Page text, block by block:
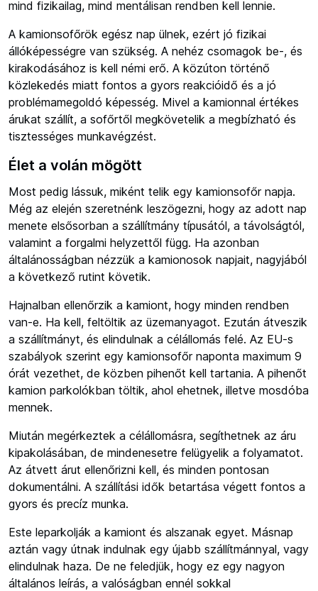
mind fizikailag, mind mentálisan rendben kell lennie.
A kamionsofőrök egész nap ülnek, ezért jó fizikai
állóképességre van szükség. A nehéz csomagok be-, és
kirakodásához is kell némi erő. A közúton történő
közlekedés miatt fontos a gyors reakcióidő és a jó
problémamegoldó képesség. Mivel a kamionnal értékes
árukat szállít, a sofőrtől megkövetelik a megbízható és
tisztességes munkavégzést.
Élet a volán mögött
Most pedig lássuk, miként telik egy kamionsofőr napja.
Még az elején szeretnénk leszögezni, hogy az adott nap
menete elsősorban a szállítmány típusától, a távolságtól,
valamint a forgalmi helyzettől függ. Ha azonban
általánosságban nézzük a kamionosok napjait, nagyjából
a következő rutint követik.
Hajnalban ellenőrzik a kamiont, hogy minden rendben
van-e. Ha kell, feltöltik az üzemanyagot. Ezután átveszik
a szállítmányt, és elindulnak a célállomás felé. Az EU-s
szabályok szerint egy kamionsofőr naponta maximum 9
órát vezethet, de közben pihenőt kell tartania. A pihenőt
kamion parkolókban töltik, ahol ehetnek, illetve mosdóba
mennek.
Miután megérkeztek a célállomásra, segíthetnek az áru
kipakolásában, de mindenesetre felügyelik a folyamatot.
Az átvett árut ellenőrizni kell, és minden pontosan
dokumentálni. A szállítási idők betartása végett fontos a
gyors és precíz munka.
Este leparkolják a kamiont és alszanak egyet. Másnap
aztán vagy útnak indulnak egy újabb szállítmánnyal, vagy
elindulnak haza. De ne feledjük, hogy ez egy nagyon
általános leírás, a valóságban ennél sokkal